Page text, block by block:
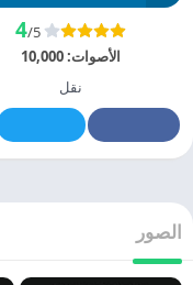
4/5
الأصوات:10,000
نقل
الصور